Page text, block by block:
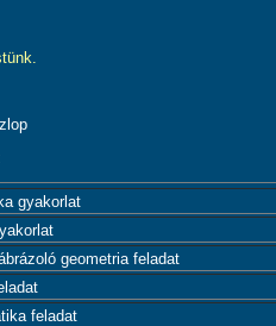
gyakorlat
geometria feladat
feladat